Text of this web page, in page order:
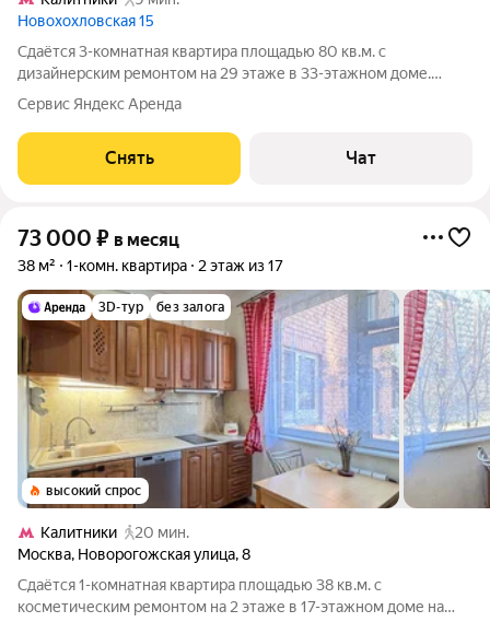
Новохохловская 15
Сдаётся 3-комнатная квартира площадью 80 кв.м. с
дизайнерским ремонтом на 29 этаже в 33-этажном доме.
Панорамный вид на центр Москвы. В квартире есть две
кровати: 160 см и 120 см, а также раскладной диван. Из
техники есть: Телевизор Духовой шкаф
Сервис Яндекс Аренда
Снять Чат
73 000 ₽ в месяц
38 м² 1-комн. квартира 2 этаж из 17
3D-тур без залога
высокий спрос
Калитники
20 мин.
Москва, Новорогожская улица,8
Сдаётся 1-комнатная квартира площадью 38 кв.м. с
косметическим ремонтом на 2 этаже в 17-этажном доме на